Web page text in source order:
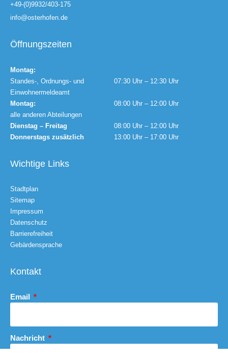
+49-(0)9932/403-175
info@osterhofen.de
Öffnungszeiten
Montag:
Standes-, Ordnungs- und
Einwohnermeldeamt
07:30 Uhr – 12:30 Uhr
Montag:
alle anderen Abteilungen
08:00 Uhr – 12:00 Uhr
Dienstag – Freitag
08:00 Uhr – 12:00 Uhr
Donnerstags zusätzlich
13:00 Uhr – 17:00 Uhr
Wichtige Links
Stadtplan
Sitemap
Impressum
Datenschutz
Barrierefreiheit
Gebärdensprache
Kontakt
Email
Nachricht